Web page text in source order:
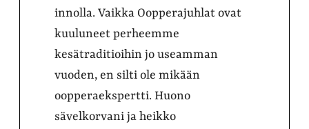
innolla. Vaikka Oopperajuhlat ovat
kuuluneet perheemme
kesätraditioihin jo useamman
vuoden, en silti ole mikään
oopperaekspertti. Huono
sävelkorvani ja heikko